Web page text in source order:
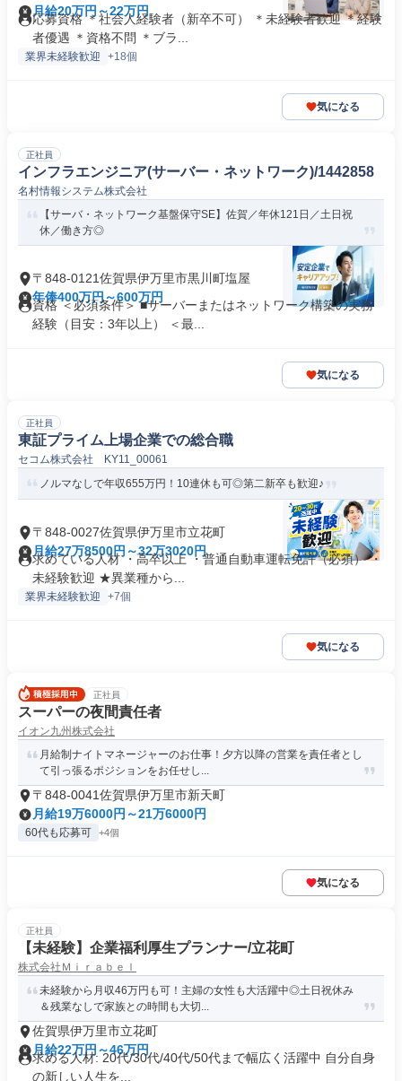
月給20万円～22万円
応募資格 ＊社会人経験者（新卒不可） ＊未経験者歓迎 ＊経験
者優遇 ＊資格不問 ＊ブラ...
業界未経験歓迎 +18個
気になる
正社員
インフラエンジニア(サーバー・ネットワーク)/1442858
名村情報システム株式会社
【サーバ・ネットワーク基盤保守SE】佐賀／年休121日／土日祝
休／働き方◎
〒848-0121佐賀県伊万里市黒川町塩屋
年俸400万円～600万円
資格 ＜必須条件＞ ■サーバーまたはネットワーク構築の実務
経験（目安：3年以上） ＜最...
気になる
正社員
東証プライム上場企業での総合職
セコム株式会社 KY11_00061
ノルマなしで年収655万円！10連休も可◎第二新卒も歓迎♪
〒848-0027佐賀県伊万里市立花町
月給27万8500円～32万3020円
求めている人材 ・高卒以上 ・普通自動車運転免許（必須） ・
未経験歓迎 ★異業種から...
業界未経験歓迎 +7個
気になる
正社員
スーパーの夜間責任者
イオン九州株式会社
月給制ナイトマネージャーのお仕事！夕方以降の営業を責任者とし
て引っ張るポジションをお任せし...
〒848-0041佐賀県伊万里市新天町
月給19万6000円～21万6000円
60代も応募可 +4個
気になる
正社員
【未経験】企業福利厚生プランナー/立花町
株式会社Ｍｉｒａｂｅｌ
未経験から月収46万円も可！主婦の女性も大活躍中◎土日祝休み
＆残業なしで家族との時間も大切...
佐賀県伊万里市立花町
月給22万円～46万円
求める人材: 20代/30代/40代/50代まで幅広く活躍中 自分自身
の新しい人生を...